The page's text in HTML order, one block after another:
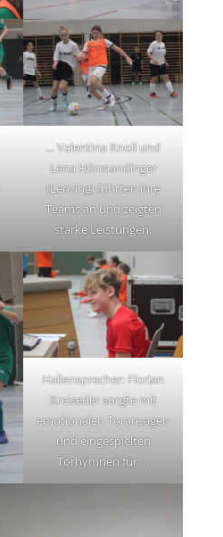
… Valentina Knoll und
Lena Hörmandinger
(Lenzing) führten ihre
Teams an und zeigten
starke Leistungen.
Hallensprecher: Florian
Kreiseder sorgte mit
emotionalen Toransagen
und eingespielten
Torhymnen für …